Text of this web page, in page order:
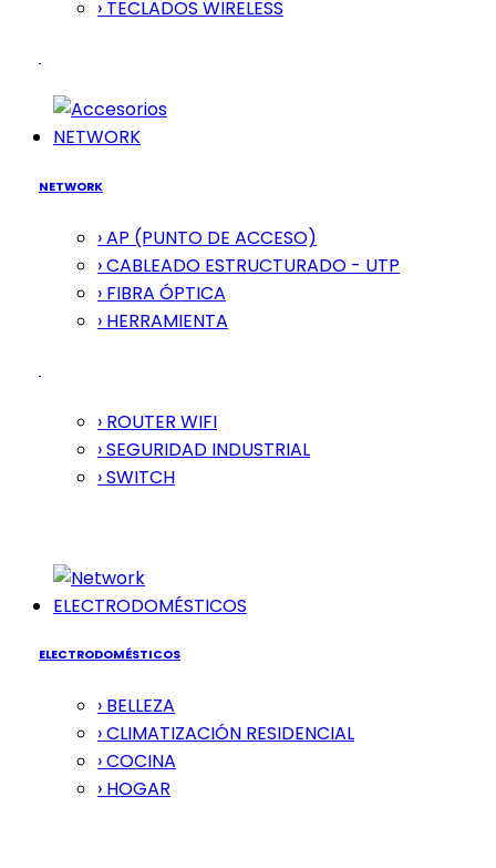
› TECLADOS WIRELESS
NETWORK
NETWORK
› AP (PUNTO DE ACCESO)
› CABLEADO ESTRUCTURADO - UTP
› FIBRA ÓPTICA
› HERRAMIENTA
› ROUTER WIFI
› SEGURIDAD INDUSTRIAL
› SWITCH
ELECTRODOMÉSTICOS
ELECTRODOMÉSTICOS
› BELLEZA
› CLIMATIZACIÓN RESIDENCIAL
› COCINA
› HOGAR